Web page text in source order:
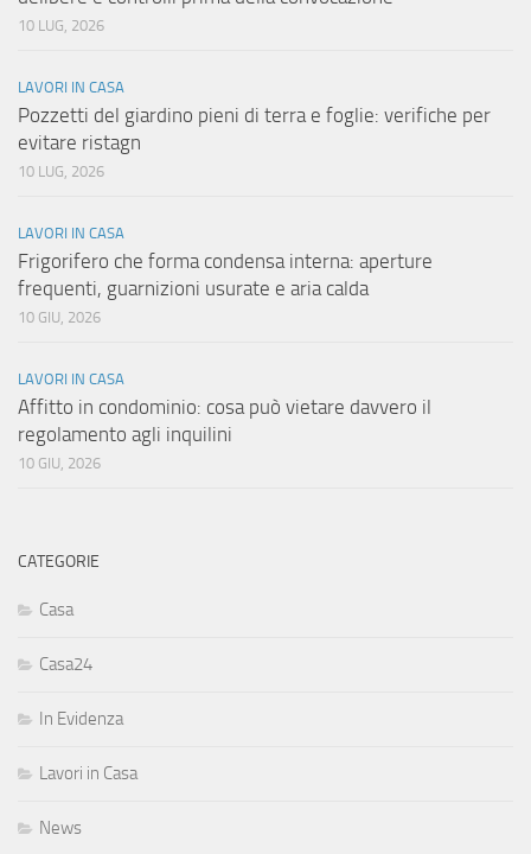
10 LUG, 2026
LAVORI IN CASA
Pozzetti del giardino pieni di terra e foglie: verifiche per
evitare ristagn
10 LUG, 2026
LAVORI IN CASA
Frigorifero che forma condensa interna: aperture
frequenti, guarnizioni usurate e aria calda
10 GIU, 2026
LAVORI IN CASA
Affitto in condominio: cosa può vietare davvero il
regolamento agli inquilini
10 GIU, 2026
CATEGORIE
Casa
Casa24
In Evidenza
Lavori in Casa
News